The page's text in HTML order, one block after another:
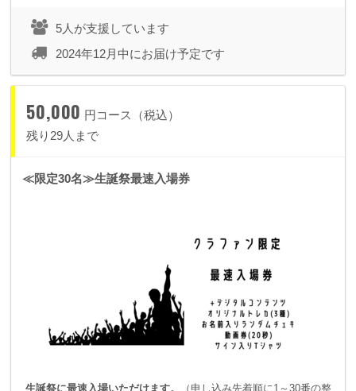
5人が支援しています
2024年12月中にお届け予定です
50,000 円コース（税込）
残り29人まで
≪限定30名≫生誕祭最速入場券
生誕祭に最速入場いただけます。
（申し込み先着順に1～30番の整